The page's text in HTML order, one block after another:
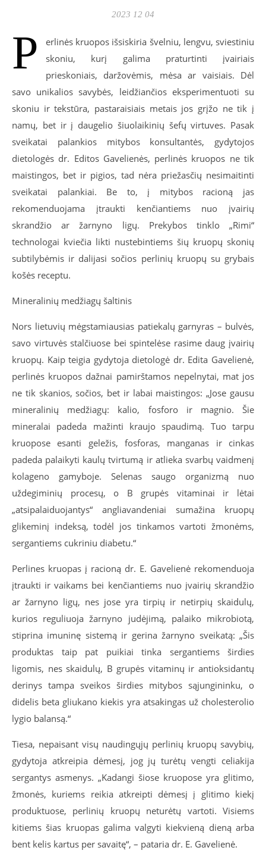
2023 12 04
P
erlinės kruopos išsiskiria švelniu, lengvu, sviestiniu
skoniu, kurį galima praturtinti įvairiais
prieskoniais, daržovėmis, mėsa ar vaisiais. Dėl
savo unikalios savybės, leidžiančios eksperimentuoti su
skoniu ir tekstūra, pastaraisiais metais jos grįžo ne tik į
namų, bet ir į daugelio šiuolaikinių šefų virtuves. Pasak
sveikatai palankios mitybos konsultantės, gydytojos
dietologės dr. Editos Gavelienės, perlinės kruopos ne tik
maistingos, bet ir pigios, tad nėra priežasčių nesimaitinti
sveikatai palankiai. Be to, į mitybos racioną jas
rekomenduojama įtraukti kenčiantiems nuo įvairių
skrandžio ar žarnyno ligų. Prekybos tinklo „Rimi“
technologai kviečia likti nustebintiems šių kruopų skonių
subtilybėmis ir dalijasi sočios perlinių kruopų su grybais
košės receptu.
Mineralinių medžiagų šaltinis
Nors lietuvių mėgstamiausias patiekalų garnyras – bulvės,
savo virtuvės stalčiuose bei spintelėse rasime daug įvairių
kruopų. Kaip teigia gydytoja dietologė dr. Edita Gavelienė,
perlinės kruopos dažnai pamirštamos nepelnytai, mat jos
ne tik skanios, sočios, bet ir labai maistingos: „Jose gausu
mineralinių medžiagų: kalio, fosforo ir magnio. Šie
mineralai padeda mažinti kraujo spaudimą. Tuo tarpu
kruopose esanti geležis, fosforas, manganas ir cinkas
padeda palaikyti kaulų tvirtumą ir atlieka svarbų vaidmenį
kolageno gamyboje. Selenas saugo organizmą nuo
uždegiminių procesų, o B grupės vitaminai ir lėtai
„atsipalaiduojantys“ angliavandeniai sumažina kruopų
glikeminį indeksą, todėl jos tinkamos vartoti žmonėms,
sergantiems cukriniu diabetu.“
Perlines kruopas į racioną dr. E. Gavelienė rekomenduoja
įtraukti ir vaikams bei kenčiantiems nuo įvairių skrandžio
ar žarnyno ligų, nes jose yra tirpių ir netirpių skaidulų,
kurios reguliuoja žarnyno judėjimą, palaiko mikrobiotą,
stiprina imuninę sistemą ir gerina žarnyno sveikatą: „Šis
produktas taip pat puikiai tinka sergantiems širdies
ligomis, nes skaidulų, B grupės vitaminų ir antioksidantų
derinys tampa sveikos širdies mitybos sąjungininku, o
didelis beta gliukano kiekis yra atsakingas už cholesterolio
lygio balansą.“
Tiesa, nepaisant visų naudingųjų perlinių kruopų savybių,
gydytoja atkreipia dėmesį, jog jų turėtų vengti celiakija
sergantys asmenys. „Kadangi šiose kruopose yra glitimo,
žmonės, kuriems reikia atkreipti dėmesį į glitimo kiekį
produktuose, perlinių kruopų neturėtų vartoti. Visiems
kitiems šias kruopas galima valgyti kiekvieną dieną arba
bent kelis kartus per savaitę“, – pataria dr. E. Gavelienė.